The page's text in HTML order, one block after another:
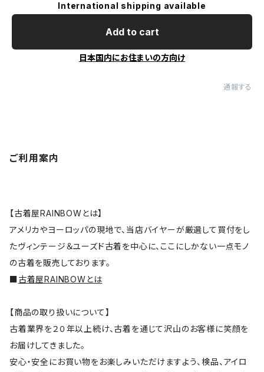
International shipping available
Add to cart
日本国内にお住まいの方向け
通報する
ご利用案内
【古着屋RAINBOWとは】
アメリカやヨーロッパの現地で、当店バイヤーが厳選して買付をし
たヴィンテージ＆ユーズド古着を中心に、ここにしかない一点モノ
の古着を販売しております。
■古着屋RAINBOWとは
【商品の取り扱いについて】
古着業界を２０年以上続け、古着を通じて沢山のお客様に笑顔を
お届けしてきました。
安心・安全にお買い物をお楽しみいただけますよう、検品、アイロ